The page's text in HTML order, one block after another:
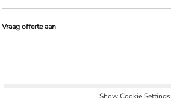
Vraag offerte aan